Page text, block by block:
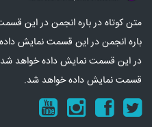
متن کوتاه در باره انجمن در این
باره انجمن در این قسمت نمایش
در این قسمت نمایش داده خواهد
قسمت نمایش داده خواهد شد.